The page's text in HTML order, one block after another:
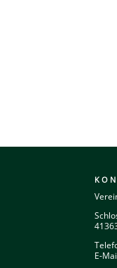
E-